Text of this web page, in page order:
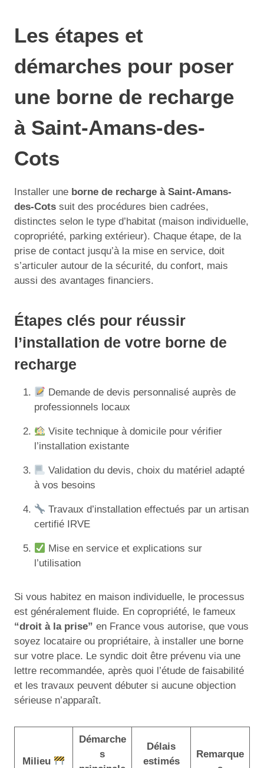
Les étapes et
démarches pour poser
une borne de recharge
à Saint-Amans-des-
Cots
Installer une borne de recharge à Saint-Amans-
des-Cots suit des procédures bien cadrées,
distinctes selon le type d’habitat (maison individuelle,
copropriété, parking extérieur). Chaque étape, de la
prise de contact jusqu’à la mise en service, doit
s’articuler autour de la sécurité, du confort, mais
aussi des avantages financiers.
Étapes clés pour réussir
l’installation de votre borne de
recharge
Demande de devis personnalisé auprès de
professionnels locaux
Visite technique à domicile pour vérifier
l’installation existante
Validation du devis, choix du matériel adapté
à vos besoins
Travaux d’installation effectués par un artisan
certifié IRVE
Mise en service et explications sur
l’utilisation
Si vous habitez en maison individuelle, le processus
est généralement fluide. En copropriété, le fameux
“droit à la prise” en France vous autorise, que vous
soyez locataire ou propriétaire, à installer une borne
sur votre place. Le syndic doit être prévenu via une
lettre recommandée, après quoi l’étude de faisabilité
et les travaux peuvent débuter si aucune objection
sérieuse n’apparaît.
Milieu
Démarche
s
Délais
estimés
Remarque